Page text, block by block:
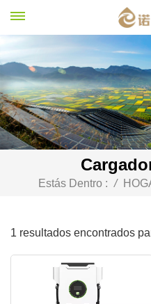
Estás Dentro : /
1 resultados encontrados